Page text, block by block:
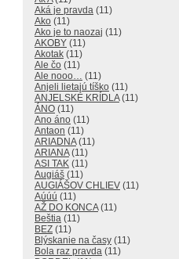
Aká je pravda (11)
Ako (11)
Ako je to naozaj (11)
AKOBY (11)
Akotak (11)
Ale čo (11)
Ale nooo… (11)
Anjeli lietajú tíško (11)
ANJELSKÉ KRÍDLA(11)
ÁNO (11)
Ano áno (11)
Antaon (11)
ARIADNA(11)
ARIANA(11)
ASI TAK (11)
Augiáš (11)
AUGIÁŠOV CHLIEV (11)
Aúúú (11)
AŽ DO KONCA(11)
Beštia (11)
BEZ (11)
Blýskanie na časy (11)
Bola raz pravda (11)